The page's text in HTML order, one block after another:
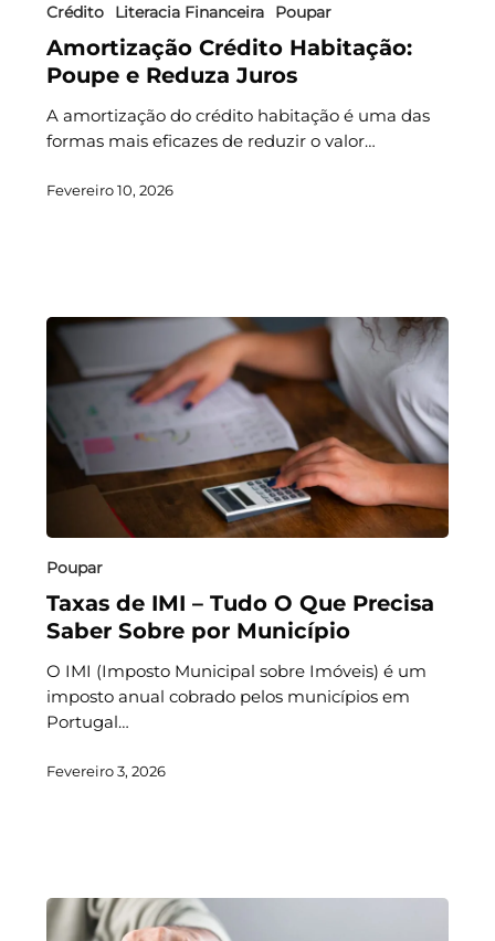
Crédito Literacia Financeira Poupar
Amortização Crédito Habitação:
Poupe e Reduza Juros
A amortização do crédito habitação é uma das
formas mais eficazes de reduzir o valor…
Fevereiro 10, 2026
Poupar
Taxas de IMI – Tudo O Que Precisa
Saber Sobre por Município
O IMI (Imposto Municipal sobre Imóveis) é um
imposto anual cobrado pelos municípios em
Portugal…
Fevereiro 3, 2026